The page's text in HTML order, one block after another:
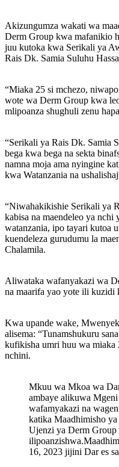
Akizungumza wakati wa
Derm Group kwa mafanikio
juu kutoka kwa Serikali ya
Rais Dk. Samia Suluhu
“Miaka 25 si mchezo,
wote wa Derm Group kwa
mlipoanza shughuli zenu
“Serikali ya Rais Dk. Samia
bega kwa bega na sekta
namna moja ama nyingine
kwa Watanzania na
“Niwahakikishie Serikali ya
kabisa na maendeleo ya nchi
watanzania, ipo tayari kutoa
kuendeleza gurudumu la
Chalamila.
Aliwataka wafanyakazi wa
na maarifa yao yote ili kuzidi
Kwa upande wake,
alisema: “Tunamshukuru
kufikisha umri huu wa miaka
nchini.
Mkuu wa Mkoa wa
ambaye alikuwa
wafamyakazi na
katika Maadhimisho
Ujenzi ya Derm Group
16, 2023 jijini Dar es